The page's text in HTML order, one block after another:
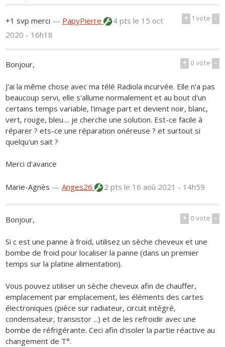
+ 1vote -
+1 svp merci — PapyPierre 4 ptsle 15 oct
2020 - 16h18
+ 0vote -
Bonjour,
J'ai la même chose avec ma télé Radiola incurvée. Elle n'a pas
beaucoup servi, elle s'allume normalement et au bout d'un
certains temps variable, l'image part et devient noir, blanc,
vert, rouge, bleu.... je cherche une solution. Est-ce facile à
réparer ? ets-ce une réparation onéreuse ? et surtout si
quelqu'un sait ?
Merci d'avance
Marie-Agnès —Anges26 2 ptsle 16 aoû 2021 - 14h59
+ 0vote -
Bonjour,
Si c est une panne à froid, utilisez un sèche cheveux et une
bombe de froid pour localiser la panne (dans un premier
temps sur la platine alimentation).
Vous pouvez utiliser un sèche cheveux afin de chauffer,
emplacement par emplacement, les éléments des cartes
électroniques (pièce sur radiateur, circuit intégré,
condensateur, transistor ...) et de les refroidir avec une
bombe de réfrigérante. Ceci afin d'isoler la partie réactive au
changement de T°.